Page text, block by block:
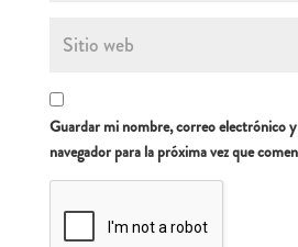
Guardar mi nombre, correo electrónico
navegador para la próxima vez que